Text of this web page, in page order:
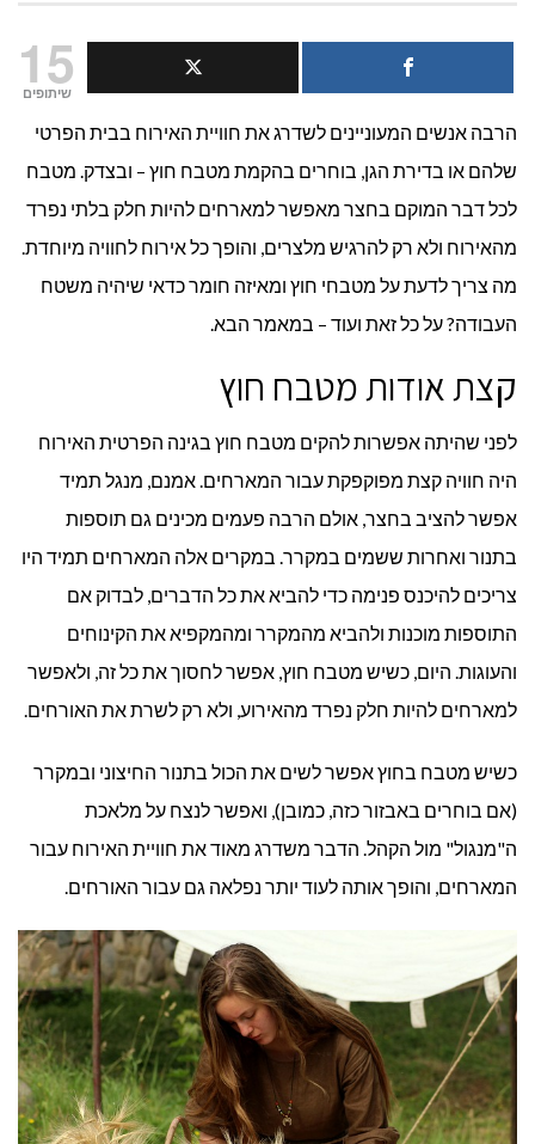
שיש
15
שיתופים
הרבה אנשים המעוניינים לשדרג את חוויית האירוח בבית הפרטי
שלהם או בדירת הגן, בוחרים בהקמת מטבח חוץ – ובצדק. מטבח
לכל דבר המוקם בחצר מאפשר למארחים להיות חלק בלתי נפרד
מהאירוח ולא רק להרגיש מלצרים, והופך כל אירוח לחוויה מיוחדת.
מה צריך לדעת על מטבחי חוץ ומאיזה חומר כדאי שיהיה משטח
העבודה? על כל זאת ועוד – במאמר הבא.
קצת אודות מטבח חוץ
לפני שהיתה אפשרות להקים מטבח חוץ בגינה הפרטית האירוח
היה חוויה קצת מפוקפקת עבור המארחים. אמנם, מנגל תמיד
אפשר להציב בחצר, אולם הרבה פעמים מכינים גם תוספות
בתנור ואחרות ששמים במקרר. במקרים אלה המארחים תמיד היו
צריכים להיכנס פנימה כדי להביא את כל הדברים, לבדוק אם
התוספות מוכנות ולהביא מהמקרר ומהמקפיא את הקינוחים
והעוגות. היום, כשיש מטבח חוץ, אפשר לחסוך את כל זה, ולאפשר
למארחים להיות חלק נפרד מהאירוע, ולא רק לשרת את האורחים.
כשיש מטבח בחוץ אפשר לשים את הכול בתנור החיצוני ובמקרר
(אם בוחרים באבזור כזה, כמובן), ואפשר לנצח על מלאכת
ה"מנגול" מול הקהל. הדבר משדרג מאוד את חוויית האירוח עבור
המארחים, והופך אותה לעוד יותר נפלאה גם עבור האורחים.